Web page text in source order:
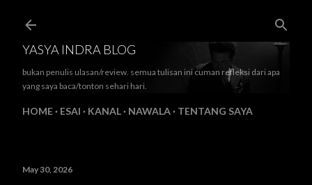
YASYA INDRA BLOG
bukan penulis ulasan/review. semua tulisan ini cuman refleksi dari apa
yang saya baca/tonton sehari hari.
HOME ESAI KANAL NAWALA TENTANG SAYA
May 30, 2026